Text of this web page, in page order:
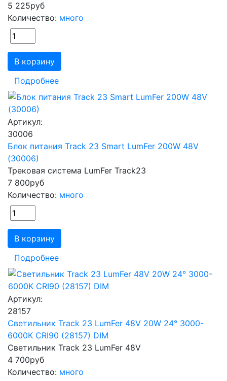
5 225руб
Количество: много
В корзину
Подробнее
Артикул:
30006
Блок питания Track 23 Smart LumFer 200W 48V
(30006)
Трековая система LumFer Track23
7 800руб
Количество: много
В корзину
Подробнее
Артикул:
28157
Светильник Track 23 LumFer 48V 20W 24° 3000-
6000К CRI90 (28157) DIM
Светильник Track 23 LumFer 48V
4 700руб
Количество: много